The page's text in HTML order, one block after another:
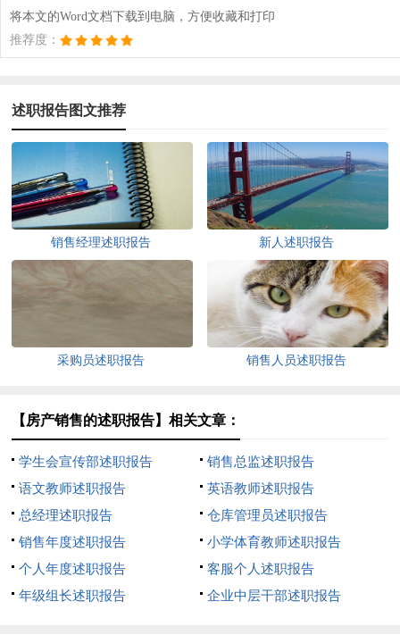
将本文的Word文档下载到电脑，方便收藏和打印
推荐度：
述职报告图文推荐
销售经理述职报告 新人述职报告
采购员述职报告 销售人员述职报告
【房产销售的述职报告】相关文章：
学生会宣传部述职报告
销售总监述职报告
语文教师述职报告
英语教师述职报告
总经理述职报告
仓库管理员述职报告
销售年度述职报告
小学体育教师述职报告
个人年度述职报告
客服个人述职报告
年级组长述职报告
企业中层干部述职报告